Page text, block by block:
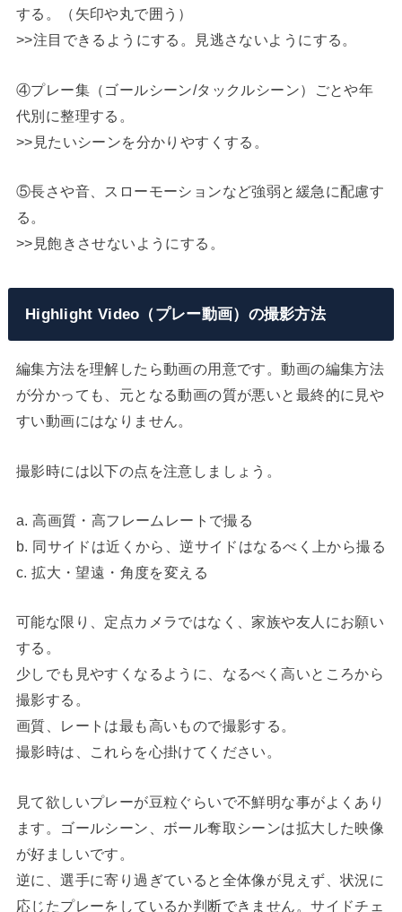
する。（矢印や丸で囲う）
>>注目できるようにする。見逃さないようにする。
④プレー集（ゴールシーン/タックルシーン）ごとや年
代別に整理する。
>>見たいシーンを分かりやすくする。
⑤長さや音、スローモーションなど強弱と緩急に配慮す
る。
>>見飽きさせないようにする。
Highlight Video（プレー動画）の撮影方法
編集方法を理解したら動画の用意です。動画の編集方法
が分かっても、元となる動画の質が悪いと最終的に見や
すい動画にはなりません。
撮影時には以下の点を注意しましょう。
a. 高画質・高フレームレートで撮る
b. 同サイドは近くから、逆サイドはなるべく上から撮る
c. 拡大・望遠・角度を変える
可能な限り、定点カメラではなく、家族や友人にお願い
する。
少しでも見やすくなるように、なるべく高いところから
撮影する。
画質、レートは最も高いもので撮影する。
撮影時は、これらを心掛けてください。
見て欲しいプレーが豆粒ぐらいで不鮮明な事がよくあり
ます。ゴールシーン、ボール奪取シーンは拡大した映像
が好ましいです。
逆に、選手に寄り過ぎていると全体像が見えず、状況に
応じたプレーをしているか判断できません。サイドチェ